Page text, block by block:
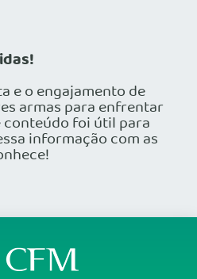
e o engajamento de
armas para enfrentar
conteúdo foi útil para
informação com as